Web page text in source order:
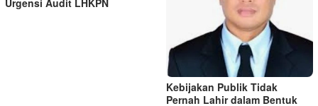
Urgensi Audit LHKPN
Kebijakan Publik Tidak
Pernah Lahir dalam Bentuk